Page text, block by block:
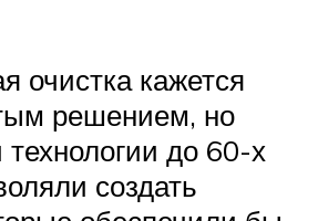
очистка кажется
решением, но
до 60-х
создать